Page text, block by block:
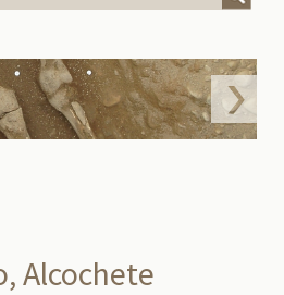
Alcochete